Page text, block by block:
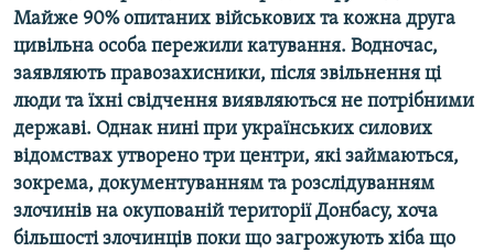
Майже 90% опитаних військових та кожна друга
цивільна особа пережили катування. Водночас,
заявляють правозахисники, після звільнення ці
люди та їхні свідчення виявляються не потрібними
державі. Однак нині при українських силових
відомствах утворено три центри, які займаються,
зокрема, документуванням та розслідуванням
злочинів на окупованій території Донбасу, хоча
більшості злочинців поки що загрожують хіба що